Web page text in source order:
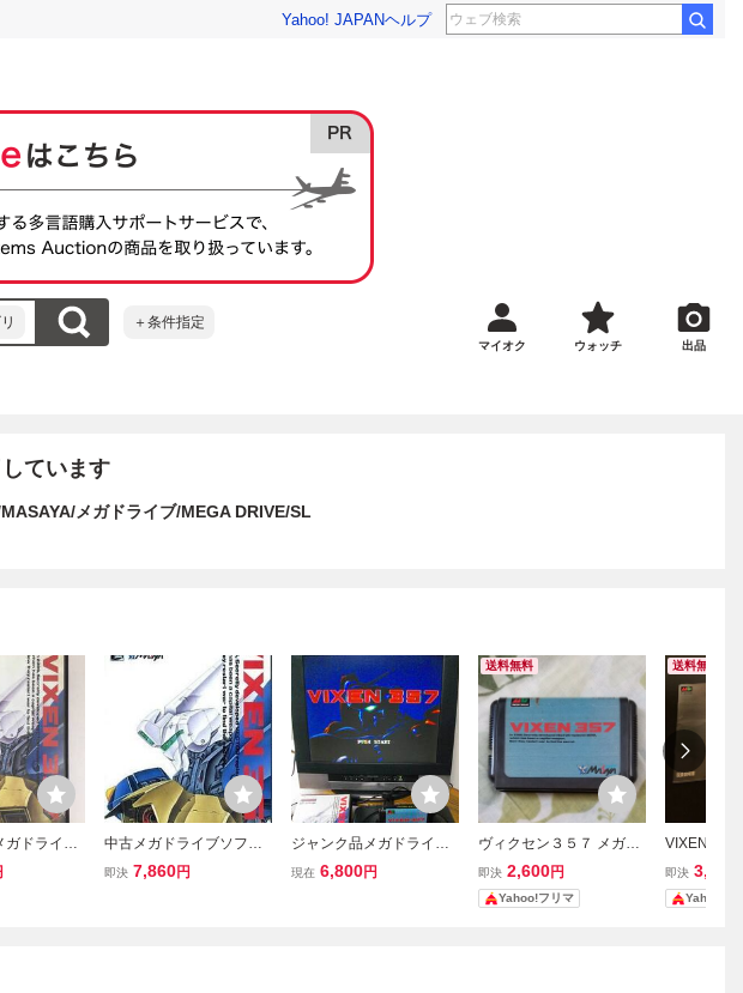
Yahoo! JAPANヘルプ
＋条件指定
マイオク ウォッチ 出品
ています
メガドライブ/MEGA DRIVE/SL
ガドライブ
VIXEN35
中古メガドライブソフト
ヴィクセン357
即決 7,860円
ジャンク品メガドライブ
ヴィクセン357
現在 6,800円
送料無料
ヴィクセン３５７ メガド
ライブ ソフトのみ MD
即決 2,600円
Yahoo!フリマ
送料無料
VIXEN 357
ソフト 取
即決 3,300
Yahoo!フ